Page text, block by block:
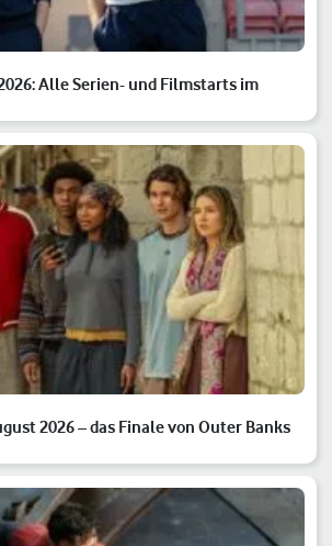
Alle Serien- und Filmstarts im
2026 – das Finale von Outer Banks